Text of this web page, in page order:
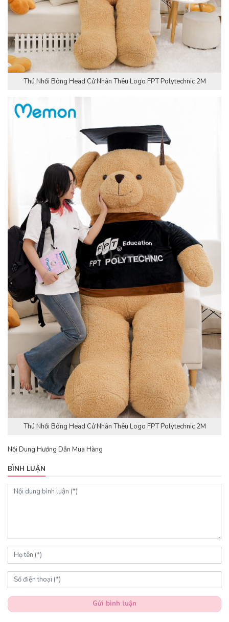
Thú Nhồi Bông Head Cử Nhân Thêu Logo FPT Polytechnic 2M
Thú Nhồi Bông Head Cử Nhân Thêu Logo FPT Polytechnic 2M
Nội Dung Hướng Dẫn Mua Hàng
BÌNH LUẬN
Gửi bình luận